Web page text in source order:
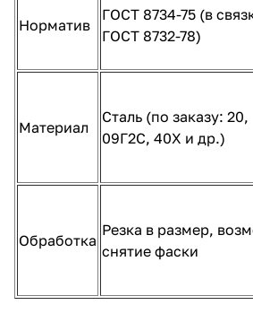
Норматив
ГОСТ 8734-75 (в
ГОСТ 8732-78)
Материал
Сталь (по заказу: 20,
09Г2С, 40Х и др.)
Обработка
Резка в размер,
снятие фаски